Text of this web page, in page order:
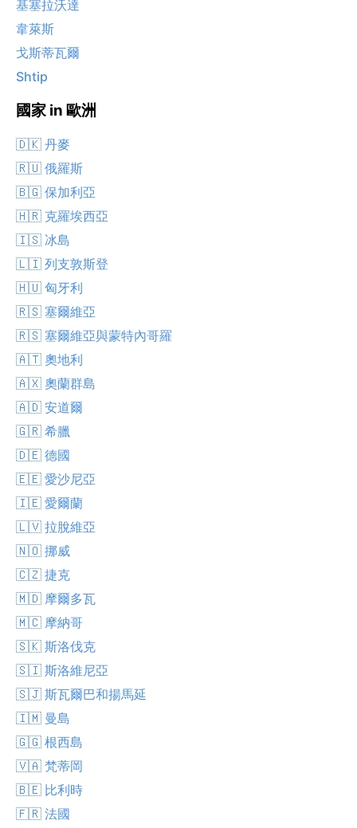
基塞拉沃達
韋萊斯
戈斯蒂瓦爾
Shtip
國家 in 歐洲
🇩🇰 丹麥
🇷🇺 俄羅斯
🇧🇬 保加利亞
🇭🇷 克羅埃西亞
🇮🇸 冰島
🇱🇮 列支敦斯登
🇭🇺 匈牙利
🇷🇸 塞爾維亞
🇷🇸 塞爾維亞與蒙特內哥羅
🇦🇹 奧地利
🇦🇽 奧蘭群島
🇦🇩 安道爾
🇬🇷 希臘
🇩🇪 德國
🇪🇪 愛沙尼亞
🇮🇪 愛爾蘭
🇱🇻 拉脫維亞
🇳🇴 挪威
🇨🇿 捷克
🇲🇩 摩爾多瓦
🇲🇨 摩納哥
🇸🇰 斯洛伐克
🇸🇮 斯洛維尼亞
🇸🇯 斯瓦爾巴和揚馬延
🇮🇲 曼島
🇬🇬 根西島
🇻🇦 梵蒂岡
🇧🇪 比利時
🇫🇷 法國